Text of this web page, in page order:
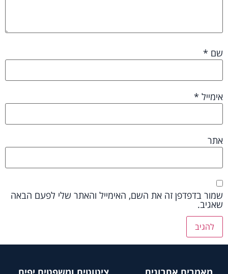
שם *
אימייל *
אתר
שמור בדפדפן זה את השם, האימייל והאתר שלי לפעם הבאה
שאגיב.